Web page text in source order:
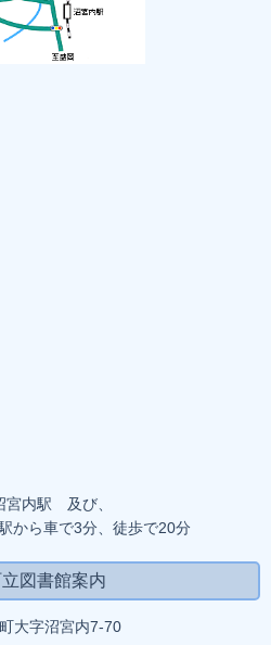
宮内駅 及び、
から車で3分、徒歩で20分
図書館案内
大字沼宮内7-70